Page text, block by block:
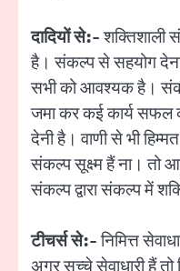
दादियों से:-शक्तिशाली
है। संकल्प से सहयोग देना
सभी को आवश्यक है।
जमा कर कई कार्य सफल
देनी है। वाणी से भी
संकल्प सूक्ष्म हैं ना। तो
संकल्प द्वारा संकल्प में
टीचर्स से:-निमित्त